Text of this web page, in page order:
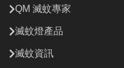
QM 滅蚊專家
滅蚊燈產品
滅蚊資訊